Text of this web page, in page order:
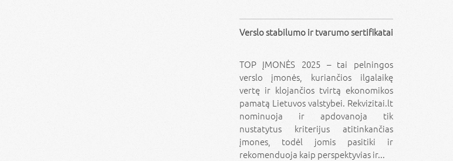
Verslo stabilumo ir tvarumo sertifikatai
TOP ĮMONĖS 2025 – tai pelningos
verslo įmonės, kuriančios ilgalaikę
vertę ir klojančios tvirtą ekonomikos
pamatą Lietuvos valstybei. Rekvizitai.lt
nominuoja ir apdovanoja tik
nustatytus kriterijus atitinkančias
įmones, todėl jomis pasitiki ir
rekomenduoja kaip perspektyvias ir...